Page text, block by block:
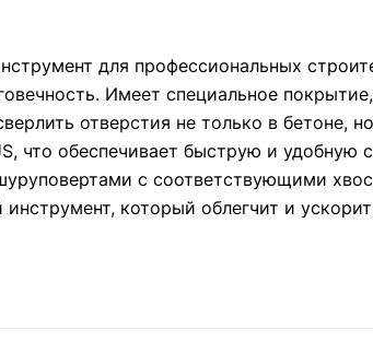
для профессиональных
Имеет специальное
отверстия не только в бетоне,
что обеспечивает быструю и удобную
с соответствующими
который облегчит и